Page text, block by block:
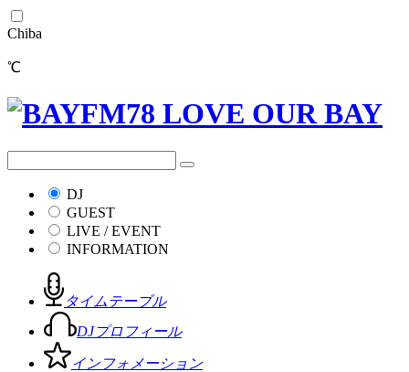
Chiba
℃
DJ
GUEST
LIVE / EVENT
INFORMATION
タイムテーブル
DJプロフィール
インフォメーション